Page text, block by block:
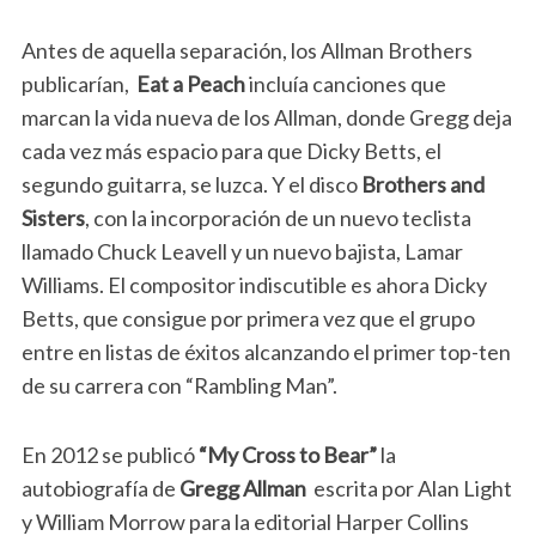
Antes de aquella separación, los Allman Brothers
publicarían, Eat a Peachincluía canciones que
marcan la vida nueva de los Allman, donde Gregg deja
cada vez más espacio para que Dicky Betts, el
segundo guitarra, se luzca. Y el disco Brothers and
Sisters, con la incorporación de un nuevo teclista
llamado Chuck Leavell y un nuevo bajista, Lamar
Williams. El compositor indiscutible es ahora Dicky
Betts, que consigue por primera vez que el grupo
entre en listas de éxitos alcanzando el primer top-ten
de su carrera con “Rambling Man”.
En 2012 se publicó“My Cross to Bear”la
autobiografía de Gregg Allmanescrita por Alan Light
y William Morrow para la editorial Harper Collins